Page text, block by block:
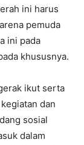
ini harus
pemuda
ini pada
khususnya.
ikut serta
dan
sosial
dalam